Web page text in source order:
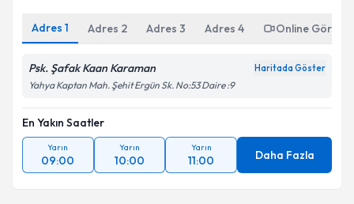
Adres 1 Adres 2 Adres 3 Adres 4 Online
Psk. Şafak Kaan Karaman Haritada Göster
Yahya Kaptan Mah. Şehit Ergün Sk. No:53 Daire :9
En Yakın Saatler
Yarın
09:00
Yarın
10:00
Yarın
11:00 Daha Fazla